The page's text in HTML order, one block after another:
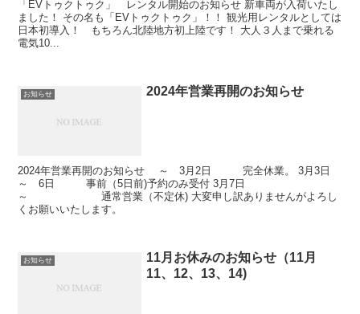
「EVトゥクトゥク」 レンタル開始のお知らせ 新車両が入荷いたし
ました！ その名も「EVトゥクトゥク」！！ 観光用レンタルとしては
日本初導入！ もちろん北陸地方初上陸です！ 大人３人まで乗れる
電気10...
お知らせ 2024年営業再開のお知らせ
2024年営業再開のお知らせ ～ 3月2日 完全休業。 3月3日
～ 6日 事前（5日前)予約のみ受付 3月7日
～ 通常営業（不定休) 大変申し訳ありませんがよろし
くお願いいたします。
お知らせ
11月お休みのお知らせ（11月
11、12、13、14)